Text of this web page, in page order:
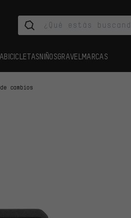
BICICLETASNIÑOSGRAVEL MARCAS
cambios